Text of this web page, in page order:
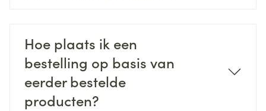
Hoe plaats ik een
bestelling op basis van
eerder bestelde
producten?